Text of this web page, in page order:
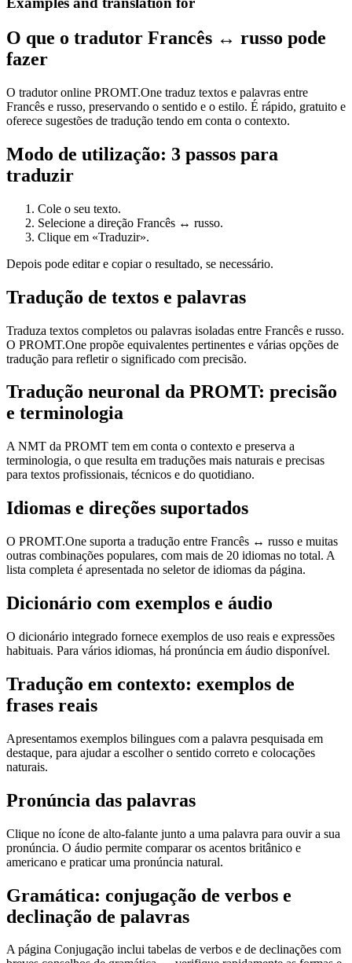
O que o tradutor Francês ↔ russo pode
fazer
O tradutor online PROMT.One traduz textos e palavras entre
Francês e russo, preservando o sentido e o estilo. É rápido, gratuito e
oferece sugestões de tradução tendo em conta o contexto.
Modo de utilização: 3 passos para
traduzir
Cole o seu texto.
Selecione a direção Francês ↔ russo.
Clique em «Traduzir».
Depois pode editar e copiar o resultado, se necessário.
Tradução de textos e palavras
Traduza textos completos ou palavras isoladas entre Francês e russo.
O PROMT.One propõe equivalentes pertinentes e várias opções de
tradução para refletir o significado com precisão.
Tradução neuronal da PROMT: precisão
e terminologia
A NMT da PROMT tem em conta o contexto e preserva a
terminologia, o que resulta em traduções mais naturais e precisas
para textos profissionais, técnicos e do quotidiano.
Idiomas e direções suportados
O PROMT.One suporta a tradução entre Francês ↔ russo e muitas
outras combinações populares, com mais de 20 idiomas no total. A
lista completa é apresentada no seletor de idiomas da página.
Dicionário com exemplos e áudio
O dicionário integrado fornece exemplos de uso reais e expressões
habituais. Para vários idiomas, há pronúncia em áudio disponível.
Tradução em contexto: exemplos de
frases reais
Apresentamos exemplos bilingues com a palavra pesquisada em
destaque, para ajudar a escolher o sentido correto e colocações
naturais.
Pronúncia das palavras
Clique no ícone de alto-falante junto a uma palavra para ouvir a sua
pronúncia. O áudio permite comparar os acentos britânico e
americano e praticar uma pronúncia natural.
Gramática: conjugação de verbos e
declinação de palavras
A página Conjugação inclui tabelas de verbos e de declinações com